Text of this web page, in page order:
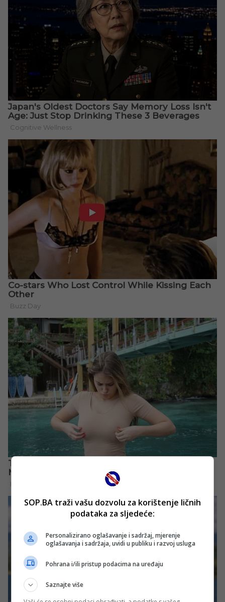
SOP.BA traži vašu dozvolu za korištenje ličnih
podataka za sljedeće:
Personalizirano oglašavanje i sadržaj, mjerenje
oglašavanja i sadržaja, uvidi u publiku i razvoj usluga
Pohrana i/ili pristup podacima na uređaju
Saznajte više